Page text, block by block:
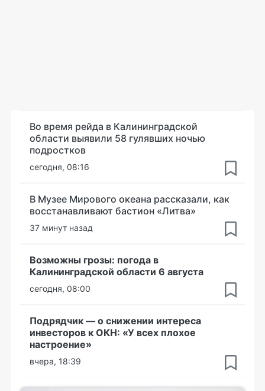
Во время рейда в Калининградской
области выявили 58 гулявших ночью
подростков
сегодня, 08:16
В Музее Мирового океана рассказали, как
восстанавливают бастион «Литва»
37 минут назад
Возможны грозы: погода в
Калининградской области 6 августа
сегодня, 08:00
Подрядчик — о снижении интереса
инвесторов к ОКН: «У всех плохое
настроение»
вчера, 18:39